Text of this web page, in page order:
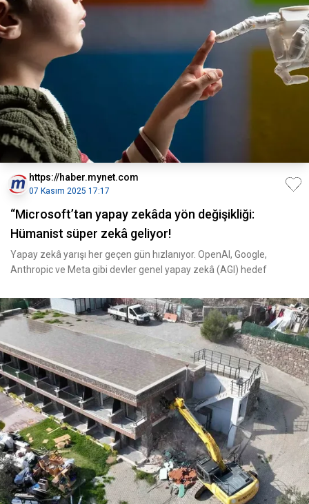
https://haber.mynet.com
07 Kasım 2025 17:17
“Microsoft’tan yapay zekâda yön değişikliği:
Hümanist süper zekâ geliyor!
Yapay zekâ yarışı her geçen gün hızlanıyor. OpenAI, Google,
Anthropic ve Meta gibi devler genel yapay zekâ (AGI) hedef